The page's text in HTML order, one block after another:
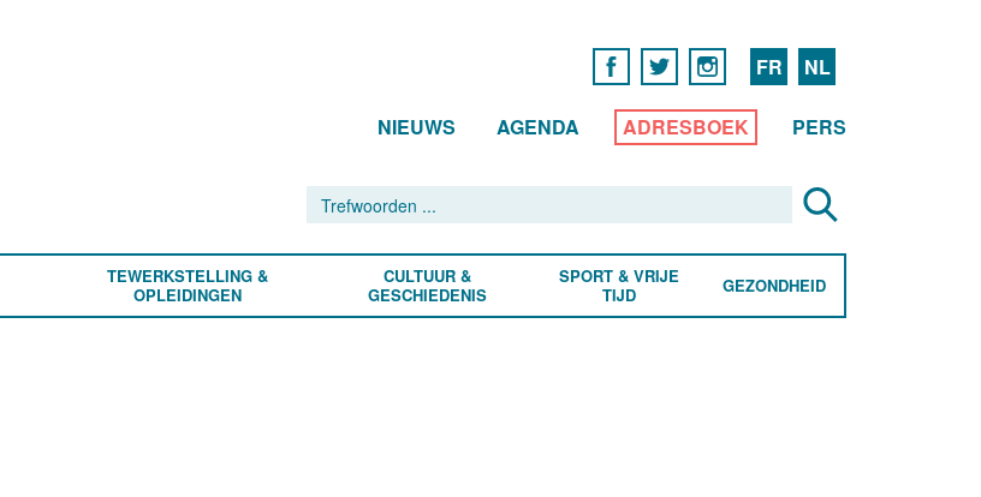
FR NL
NIEUWS AGENDA ADRESBOEK PERS
TEWERKSTELLING &
OPLEIDINGEN
CULTUUR &
GESCHIEDENIS
SPORT & VRIJE
TIJD
GEZONDHEID